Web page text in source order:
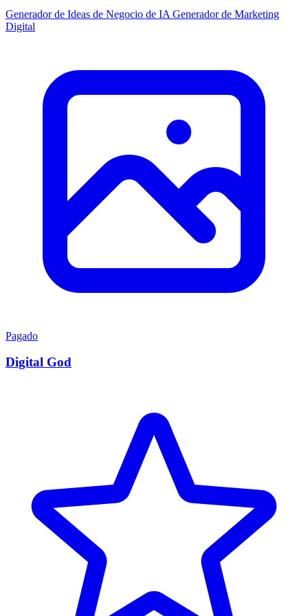
Generador de Ideas de Negocio de IA Generador de Marketing
Digital
Pagado
Digital God